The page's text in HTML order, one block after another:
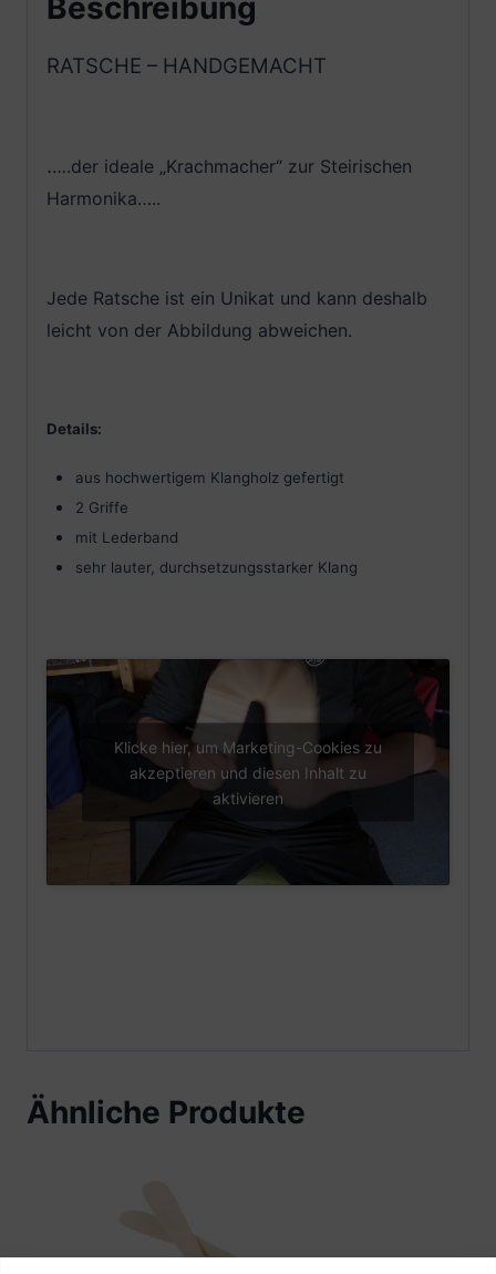
Beschreibung
RATSCHE – HANDGEMACHT
.….der ideale „Krachmacher“ zur Steirischen
Harmonika…..
Jede Ratsche ist ein Unikat und kann deshalb
leicht von der Abbildung abweichen.
Details:
aus hochwertigem Klangholz gefertigt
2 Griffe
mit Lederband
sehr lauter, durchsetzungsstarker Klang
Klicke hier, um Marketing-Cookies zu
akzeptieren und diesen Inhalt zu
aktivieren
Ähnliche Produkte